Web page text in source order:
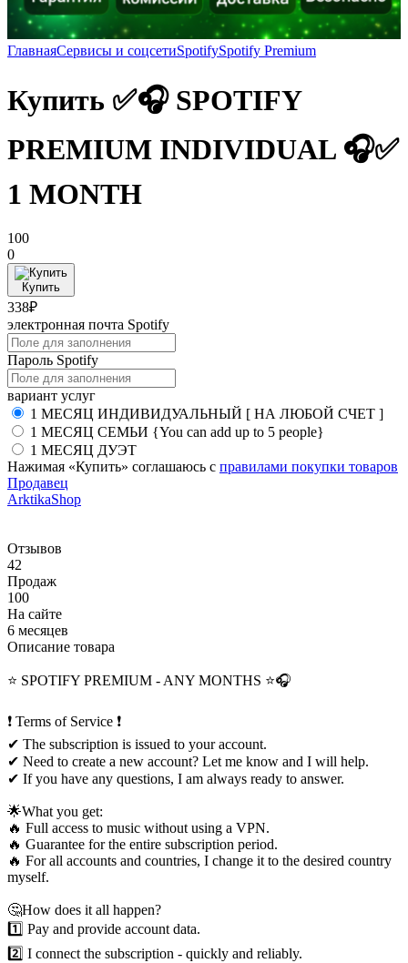
ГлавнаяСервисы и соцсетиSpotifySpotify Premium
Купить ✅🎧 SPOTIFY
PREMIUM INDIVIDUAL 🎧✅
1 MONTH
100
0
Купить
338₽
электронная почта Spotify
Пароль Spotify
вариант услуг
1 МЕСЯЦ ИНДИВИДУАЛЬНЫЙ [ НА ЛЮБОЙ СЧЕТ ]
1 МЕСЯЦ СЕМЬИ {You can add up to 5 people}
1 МЕСЯЦ ДУЭТ
Нажимая «Купить» соглашаюсь с правилами покупки товаров
Продавец
ArktikaShop
Отзывов
42
Продаж
100
На сайте
6 месяцев
Описание товара
⭐ SPOTIFY PREMIUM - ANY MONTHS ⭐🎧
❗ Terms of Service ❗
✔ The subscription is issued to your account.
✔ Need to create a new account? Let me know and I will help.
✔ If you have any questions, I am always ready to answer.
🌟What you get:
🔥 Full access to music without using a VPN.
🔥 Guarantee for the entire subscription period.
🔥 For all accounts and countries, I change it to the desired country
myself.
🤔How does it all happen?
1️⃣ Pay and provide account data.
2️⃣ I connect the subscription - quickly and reliably.